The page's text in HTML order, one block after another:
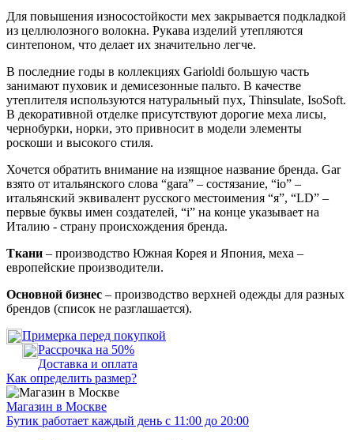
Для повышения износостойкости мех закрывается подкладкой
из целлюлозного волокна. Рукава изделий утепляются
синтепоном, что делает их значительно легче.
В последние годы в коллекциях Garioldi большую часть
занимают пуховик и демисезонные пальто. В качестве
утеплителя используются натуральный пух, Thinsulate, IsoSoft.
В декоративной отделке присутствуют дорогие меха лисы,
чернобурки, норки, это привносит в модели элементы
роскоши и высокого стиля.
Хочется обратить внимание на изящное название бренда. Gar
взято от итальянского слова “gara” – состязание, “io” –
итальянский эквивалент русского местоимения “я”, “LD” –
первые буквы имен создателей, “i” на конце указывает на
Италию - страну происхождения бренда.
Ткани – производство Южная Корея и Япония, меха –
европейские производители.
Основной бизнес – производство верхней одежды для разных
брендов (список не разглашается).
Примерка перед покупкой
Рассрочка на 50%
Доставка и оплата
Как определить размер?
Магазин в Москве
Бутик работает каждый день с 11:00 до 20:00